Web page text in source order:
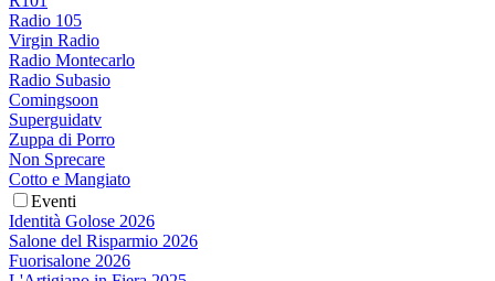
Radio 105
Virgin Radio
Radio Montecarlo
Radio Subasio
Comingsoon
Superguidatv
Zuppa di Porro
Non Sprecare
Cotto e Mangiato
Eventi
Identità Golose 2026
Salone del Risparmio 2026
Fuorisalone 2026